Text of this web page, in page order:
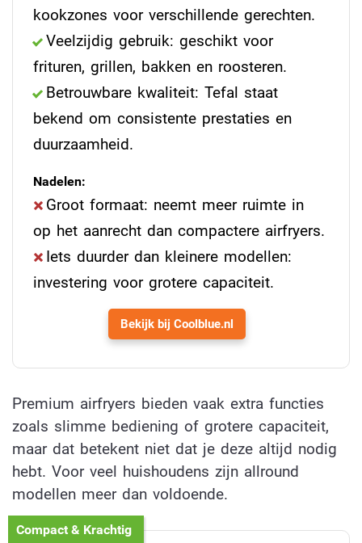
kookzones voor verschillende gerechten.
Veelzijdig gebruik: geschikt voor
frituren, grillen, bakken en roosteren.
Betrouwbare kwaliteit: Tefal staat
bekend om consistente prestaties en
duurzaamheid.
Nadelen:
Groot formaat: neemt meer ruimte in
op het aanrecht dan compactere airfryers.
Iets duurder dan kleinere modellen:
investering voor grotere capaciteit.
Bekijk bij Coolblue.nl
Premium airfryers bieden vaak extra functies
zoals slimme bediening of grotere capaciteit,
maar dat betekent niet dat je deze altijd nodig
hebt. Voor veel huishoudens zijn allround
modellen meer dan voldoende.
Compact & Krachtig